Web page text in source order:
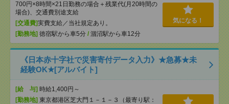
700円×8時間×21日勤務の場合＋残業代(月20時間の
場合)、交通費別途支給
[交通費]実費支給／当社規定あり。
[勤務地] 徳宿駅から車5分 / 涸沼駅から車12分
気になる！
《日本赤十字社で災害寄付データ入力》★急募★未
経験OK★[アルバイト]
[給 与] 時給1,400円～
[勤務地] 東京都港区芝大門１－１－３（最寄り駅：